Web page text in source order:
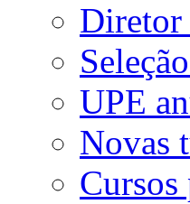
Diretor
UPE
Novas
Cursos